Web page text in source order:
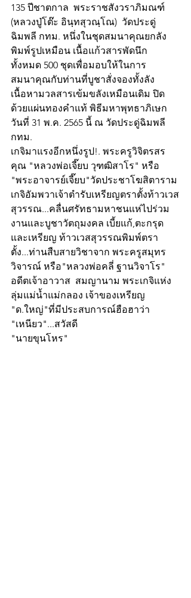
135 ปีชาตกาล  พระราชสังวราภิมณฑ์
(หลวงปู่โต๊ะ อินฺทสุวณฺโณ)  วัดประดู่
ฉิมพลี กทม. หนึ่งในชุดสมนาคุณยกลัง
พิมพ์รูปเหมือน เนื้อแก้วสารพัดนึก
ทั้งหมด 500 ชุดเพื่อมอบให้ในการ
สมนาคุณกับท่านที่บูชาสั่งจองทั้งลัง
เนื้อหามวลสารเข้มขลังเหมือนเดิม ปิด
ด้วยแผ่นทองคำแท้ พิธีมหาพุทธาภิเษก
วันที่ 31 พ.ค. 2565 นี้ ณ วัดประดู่ฉิมพลี
กทม.
เกจิมาแรงอีกหนึ่งรูป!. พระครูวิจิตรสร
คุณ "หลวงพ่อเจี๊ยบ วุฑฒิสาโร" หรือ
"พระอาจารย์เจี๊ยบ"วัดประชาโฆสิตาราม
เกจิอัมพวาเจ้าตำรับเหรียญตราตั้งท้าวเวส
สุวรรณ...คลื่นศรัทธามหาชนแห่ไปร่วม
งานและบูชาวัตถุมงคล เบี้ยแก้,ตะกรุด
และเหรียญ ท้าวเวสสุวรรณพิมพ์ตรา
ตั้ง...ท่านสืบสายวิชาจาก พระครูสมุทร
วิจารณ์ หรือ"หลวงพ่อคลี่ ฐานวิจาโร"
อดีตเจ้าอาวาส  สมญานาม พระเกจิแห่ง
ลุ่มแม่น้ำแม่กลอง เจ้าของเหรียญ
"ด.ใหญ่"ที่มีประสบการณ์ฮือฮาว่า
"เหนียว"...สวัสดี
"นายขุนโหร"